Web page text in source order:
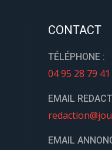
CONTACT
TÉLÉPHONE :
04 95 28 79 41
EMAIL
EMAIL